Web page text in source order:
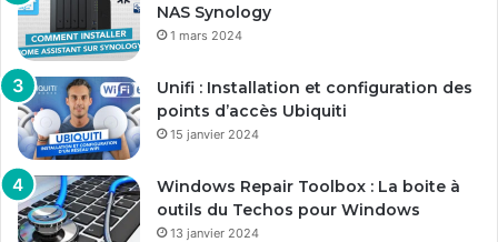
NAS Synology
1 mars 2024
Unifi : Installation et configuration des
points d’accès Ubiquiti
15 janvier 2024
Windows Repair Toolbox : La boite à
outils du Techos pour Windows
13 janvier 2024